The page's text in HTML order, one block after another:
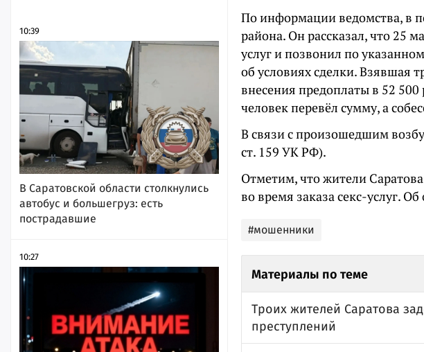
10:39
В Саратовской области столкнулись
автобус и большегруз: есть
пострадавшие
10:27
По информации ведомства, в
района. Он рассказал, что 25
услуг и позвонил по
об условиях сделки. Взявшая
внесения предоплаты в 52
человек перевёл сумму, а
В связи с произошедшим
ст. 159 УК РФ).
Отметим, что жители
во время заказа секс-услуг.
#мошенники
Материалы по теме
Троих жителей Саратова
преступлений